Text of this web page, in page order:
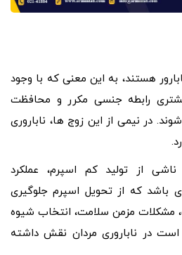
هر 7 زوج، 1 زوج نابارور هستند، به این معنی که با وجود
رابطه جنسی مکرر و محافظت
در نیمی از این زوج ها، ناباروری
ناشی از تولید کم اسپرم، عملکرد
باشد که از تحویل اسپرم جلوگیری
مشکلات مزمن سلامت، انتخاب شیوه
در ناباروری مردان نقش داشته